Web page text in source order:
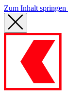
Zum Inhalt springen